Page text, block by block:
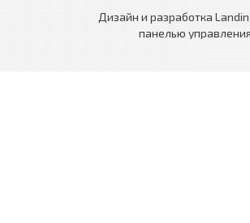
Дизайн и разработка
панелью управления